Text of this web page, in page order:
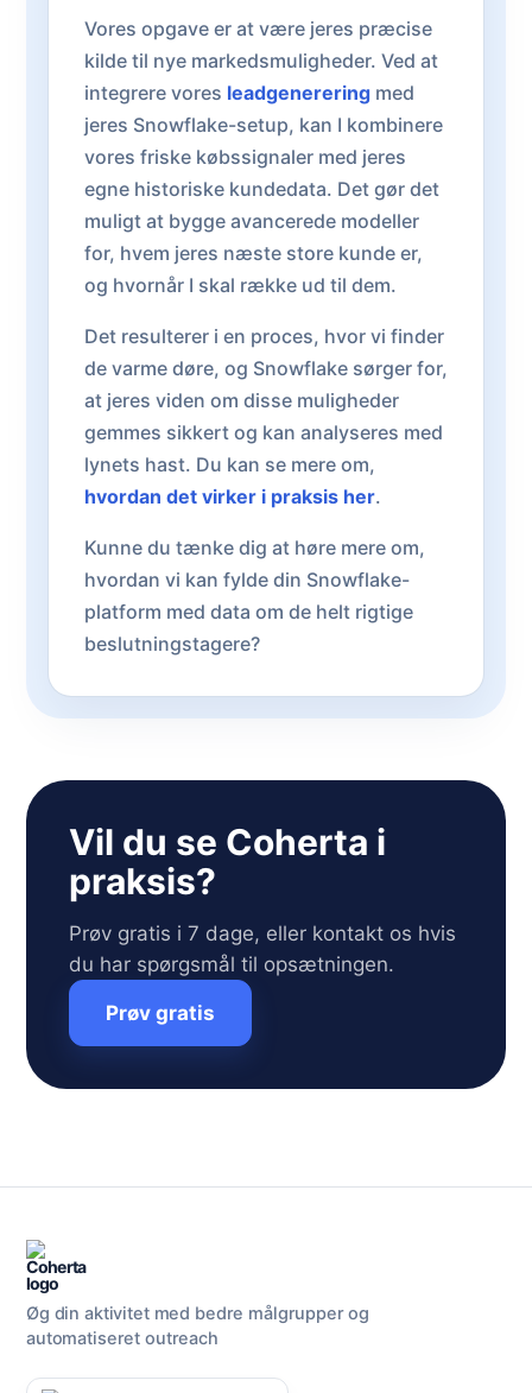
Vores opgave er at være jeres præcise
kilde til nye markedsmuligheder. Ved at
integrere vores leadgenerering med
jeres Snowflake-setup, kan I kombinere
vores friske købssignaler med jeres
egne historiske kundedata. Det gør det
muligt at bygge avancerede modeller
for, hvem jeres næste store kunde er,
og hvornår I skal række ud til dem.
Det resulterer i en proces, hvor vi finder
de varme døre, og Snowflake sørger for,
at jeres viden om disse muligheder
gemmes sikkert og kan analyseres med
lynets hast. Du kan se mere om,
hvordan det virker i praksis her.
Kunne du tænke dig at høre mere om,
hvordan vi kan fylde din Snowflake-
platform med data om de helt rigtige
beslutningstagere?
Vil du se Coherta i
praksis?
Prøv gratis i 7 dage, eller kontakt os hvis
du har spørgsmål til opsætningen.
Prøv gratis
Øg din aktivitet med bedre målgrupper og
automatiseret outreach